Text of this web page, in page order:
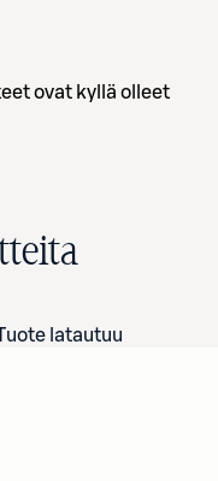
ovat kyllä olleet
latautuu